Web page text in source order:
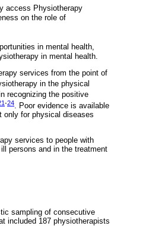
access Physiotherapy
on the role of
in mental health,
in mental health.
services from the point of
in the physical
recognizing the positive
-24. Poor evidence is available
only for physical diseases
services to people with
persons and in the treatment
sampling of consecutive
included 187 physiotherapists